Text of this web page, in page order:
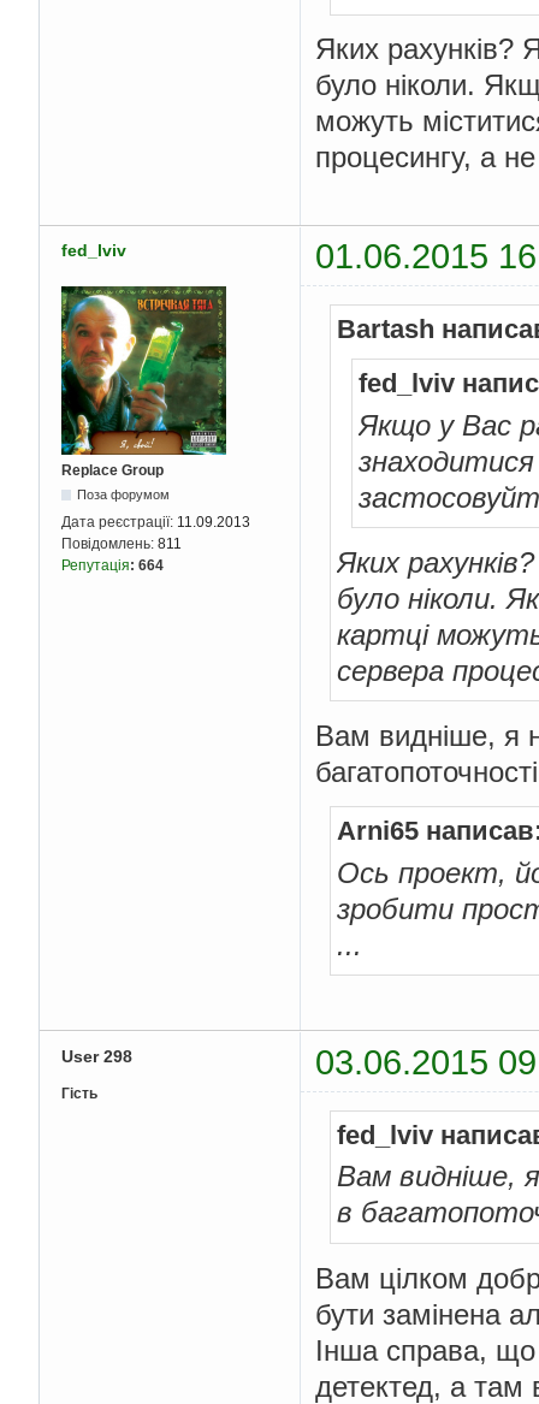
Яких рахунків?
було ніколи.
можуть
процесингу, а
fed_lviv 01.06.2015
Replace Group
Поза форумом
Дата реєстрації: 11.09.2013
Повідомлень: 811
Репутація: 664
Bartash
fed_lviv
Якщо у Вас
Яких
було ніколи.
картці
сервера
Вам видніше, я
Arni65
Ось проект,
зробити
...
User 298 03.06.2015
Гість
fed_lviv
Вам видніше,
в
Вам цілком
бути замінена
Інша справа, що
детектед, а там